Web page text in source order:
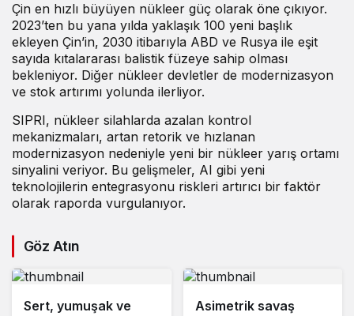
Çin en hızlı büyüyen nükleer güç olarak öne çıkıyor.
2023’ten bu yana yılda yaklaşık 100 yeni başlık
ekleyen Çin’in, 2030 itibarıyla ABD ve Rusya ile eşit
sayıda kıtalararası balistik füzeye sahip olması
bekleniyor. Diğer nükleer devletler de modernizasyon
ve stok artırımı yolunda ilerliyor.
SIPRI, nükleer silahlarda azalan kontrol
mekanizmaları, artan retorik ve hızlanan
modernizasyon nedeniyle yeni bir nükleer yarış ortamı
sinyalini veriyor. Bu gelişmeler, AI gibi yeni
teknolojilerin entegrasyonu riskleri artırıcı bir faktör
olarak raporda vurgulanıyor.
Göz Atın
Sert, yumuşak ve
Asimetrik savaş